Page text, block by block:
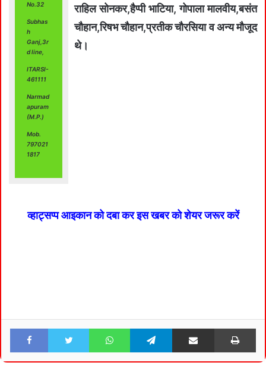
No.32
Subhas
h
Ganj,3r
d line,
ITARSI-
461111
Narmad
apuram
(M.P.)
Mob.
797021
1817
राहिल सोनकर,हैप्‍पी भाटिया, गोपाला मालवीय,बसंत
चौहान,रिषभ चौहान,प्रतीक चौरसिया व अन्‍य मौजूद
थे।
व्हाट्सप्प आइकान को दबा कर इस खबर को शेयर जरूर करें
Facebook Twitter WhatsApp Telegram Share via Email